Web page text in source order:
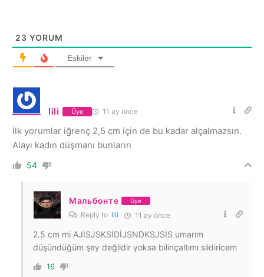
23 YORUM
Eskiler
lili Üye 11 ay önce
İlk yorumlar iğrenç 2,5 cm için de bu kadar alçalmazsın.
Alayı kadın düşmanı bunların
54
Мальбонте Üye
Reply to lili 11 ay önce
2.5 cm mi AJİSJSKSİDİJSNDKSJSİS umarım
düşündüğüm şey değildir yoksa bilinçaltımı sildiricem
16